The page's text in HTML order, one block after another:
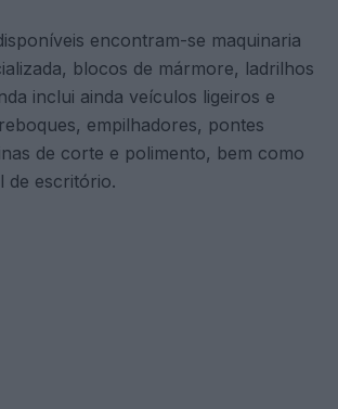
encontram-se maquinaria
blocos de mármore, ladrilhos
inclui ainda veículos ligeiros e
empilhadores, pontes
de corte e polimento, bem como
de escritório.